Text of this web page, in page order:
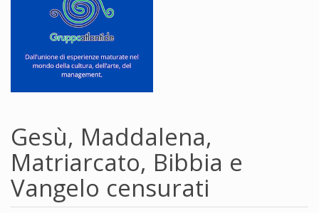
Gesù, Maddalena,
Matriarcato, Bibbia e
Vangelo censurati